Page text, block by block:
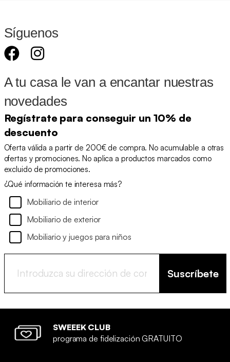
Síguenos
A tu casa le van a encantar nuestras
novedades
Regístrate para conseguir un 10% de
descuento
Oferta válida a partir de 200€ de compra. No acumulable a otras
ofertas y promociones. No aplica a productos marcados como
excluido de promociones.
¿Qué información te interesa más?
Mobiliario de interior
Mobiliario de exterior
Mobiliario y juegos para niños
Suscríbete
SWEEEK CLUB
programa de fidelización GRATUITO